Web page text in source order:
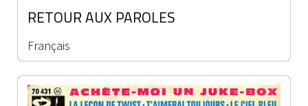
RETOUR AUX PAROLES
Français